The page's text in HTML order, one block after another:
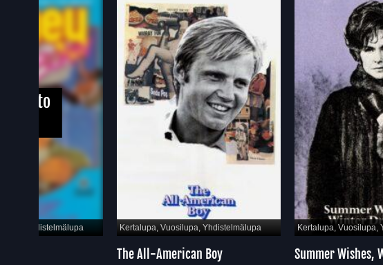
Kertalupa, Vuosilupa, Yhdistelmälupa
The All-American Boy
Kertalupa, Vuosilupa, Yhdistelmälupa
Summer Wishes, Winter Dreams